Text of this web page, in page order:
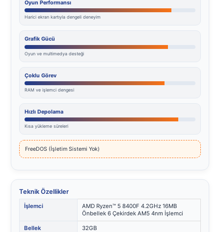
Oyun Performansı
Harici ekran kartıyla dengeli deneyim
Grafik Gücü
Oyun ve multimedya desteği
Çoklu Görev
RAM ve işlemci dengesi
Hızlı Depolama
Kısa yükleme süreleri
FreeDOS (İşletim Sistemi Yok)
Teknik Özellikler
İşlemci
AMD Ryzen™ 5 8400F 4.2GHz 16MB
Önbellek 6 Çekirdek AM5 4nm İşlemci
Bellek 32GB